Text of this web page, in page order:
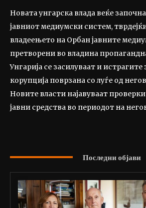
Новата унгарска влада веќе
јавниот медиумски систем,
владеењето на Орбан јавните
претворени во владина
Унгарија се засилуваат и истрагите
корупција поврзана со луѓе од
Новите власти најавуваат
јавни средства во периодот на
Последни објави